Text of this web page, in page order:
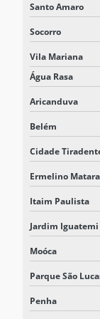
SISTEMA BESS
SISTEMA BESS
SISTEMA BESS
SISTEMA BESS
SISTEMA ESS
SISTEMA
SISTEMAS DE
SOLUÇÃO BESS
SOLUÇÃO BESS
SOLUÇÃO BESS
Santo Amaro
Socorro
Vila Mariana
Água Rasa
Aricanduva
Belém
Cidade
Ermelino
Itaim Paulista
Jardim Iguatemi
Moóca
Parque São
Penha